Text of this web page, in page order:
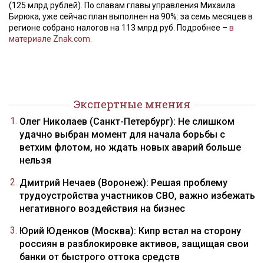
(125 млрд рублей). По славам главы управления Михаила
Бирюка, уже сейчас план выполнен на 90%: за семь месяцев в
регионе собрано налогов на 113 млрд руб. Подробнее – в
материале Znak.com.
Экспертные мнения
Олег Николаев (Санкт-Петербург): Не слишком
удачно выбран момент для начала борьбы с
ветхим флотом, но ждать новых аварий больше
нельзя
Дмитрий Нечаев (Воронеж): Решая проблему
трудоустройства участников СВО, важно избежать
негативного воздействия на бизнес
Юрий Юденков (Москва): Кипр встал на сторону
россиян в разблокировке активов, защищая свои
банки от быстрого оттока средств